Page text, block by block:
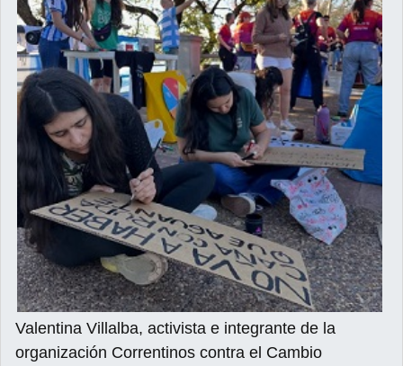
Valentina Villalba, activista e integrante de la
organización Correntinos contra el Cambio